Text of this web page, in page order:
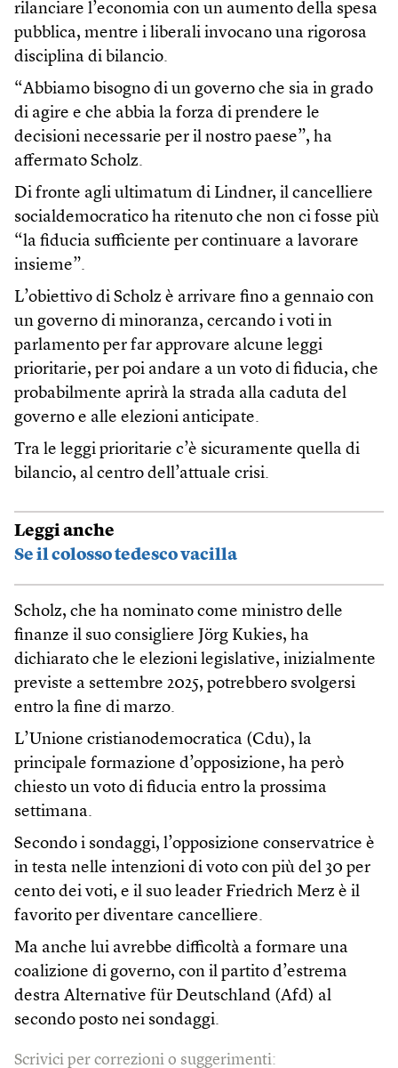
rilanciare l’economia con un aumento della spesa
pubblica, mentre i liberali invocano una rigorosa
disciplina di bilancio.
“Abbiamo bisogno di un governo che sia in grado
di agire e che abbia la forza di prendere le
decisioni necessarie per il nostro paese”, ha
affermato Scholz.
Di fronte agli ultimatum di Lindner, il cancelliere
socialdemocratico ha ritenuto che non ci fosse più
“la fiducia sufficiente per continuare a lavorare
insieme”.
L’obiettivo di Scholz è arrivare fino a gennaio con
un governo di minoranza, cercando i voti in
parlamento per far approvare alcune leggi
prioritarie, per poi andare a un voto di fiducia, che
probabilmente aprirà la strada alla caduta del
governo e alle elezioni anticipate.
Tra le leggi prioritarie c’è sicuramente quella di
bilancio, al centro dell’attuale crisi.
Leggi anche
Se il colosso tedesco vacilla
Scholz, che ha nominato come ministro delle
finanze il suo consigliere Jörg Kukies, ha
dichiarato che le elezioni legislative, inizialmente
previste a settembre 2025, potrebbero svolgersi
entro la fine di marzo.
L’Unione cristianodemocratica (Cdu), la
principale formazione d’opposizione, ha però
chiesto un voto di fiducia entro la prossima
settimana.
Secondo i sondaggi, l’opposizione conservatrice è
in testa nelle intenzioni di voto con più del 30 per
cento dei voti, e il suo leader Friedrich Merz è il
favorito per diventare cancelliere.
Ma anche lui avrebbe difficoltà a formare una
coalizione di governo, con il partito d’estrema
destra Alternative für Deutschland (Afd) al
secondo posto nei sondaggi.
Scrivici per correzioni o suggerimenti: